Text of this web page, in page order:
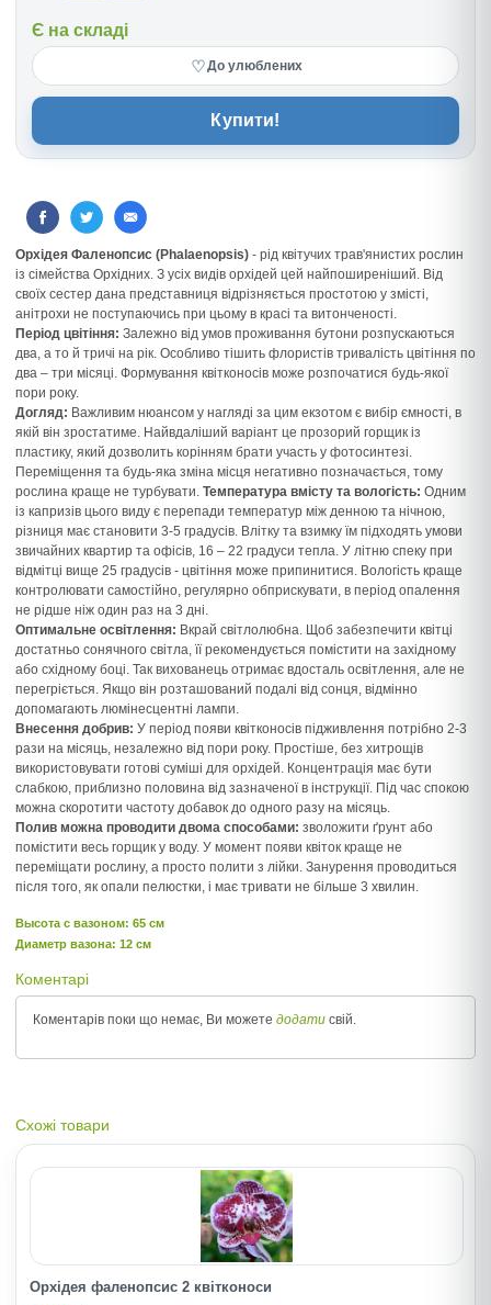
Є на складі
♡До улюблених
Купити!
Орхідея Фаленопсис (Phalaenopsis) - рід квітучих трав'янистих рослин
із сімейства Орхідних. З усіх видів орхідей цей найпоширеніший. Від
своїх сестер дана представниця відрізняється простотою у змісті,
анітрохи не поступаючись при цьому в красі та витонченості.
Період цвітіння: Залежно від умов проживання бутони розпускаються
два, а то й тричі на рік. Особливо тішить флористів тривалість цвітіння по
два – три місяці. Формування квітконосів може розпочатися будь-якої
пори року.
Догляд: Важливим нюансом у нагляді за цим екзотом є вибір ємності, в
якій він зростатиме. Найвдаліший варіант це прозорий горщик із
пластику, який дозволить корінням брати участь у фотосинтезі.
Переміщення та будь-яка зміна місця негативно позначається, тому
рослина краще не турбувати. Температура вмісту та вологість: Одним
із капризів цього виду є перепади температур між денною та нічною,
різниця має становити 3-5 градусів. Влітку та взимку їм підходять умови
звичайних квартир та офісів, 16 – 22 градуси тепла. У літню спеку при
відмітці вище 25 градусів - цвітіння може припинитися. Вологість краще
контролювати самостійно, регулярно обприскувати, в період опалення
не рідше ніж один раз на 3 дні.
Оптимальне освітлення: Вкрай світлолюбна. Щоб забезпечити квітці
достатньо сонячного світла, її рекомендується помістити на західному
або східному боці. Так вихованець отримає вдосталь освітлення, але не
перегріється. Якщо він розташований подалі від сонця, відмінно
допомагають люмінесцентні лампи.
Внесення добрив: У період появи квітконосів підживлення потрібно 2-3
рази на місяць, незалежно від пори року. Простіше, без хитрощів
використовувати готові суміші для орхідей. Концентрація має бути
слабкою, приблизно половина від зазначеної в інструкції. Під час спокою
можна скоротити частоту добавок до одного разу на місяць.
Полив можна проводити двома способами: зволожити ґрунт або
помістити весь горщик у воду. У момент появи квіток краще не
переміщати рослину, а просто полити з лійки. Занурення проводиться
після того, як опали пелюстки, і має тривати не більше 3 хвилин.
Высота c вазоном: 65 см
Диаметр вазона: 12 см
Коментарі
Коментарів поки що немає, Ви можете додати свій.
Схожі товари
Орхідея фаленопсис 2 квітконоси